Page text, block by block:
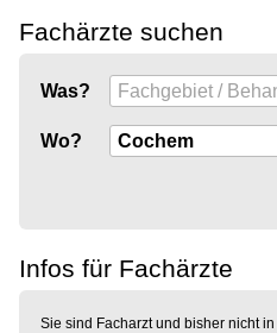
Fachärzte suchen
Was?
Wo?
Infos für Fachärzte
Sie sind Facharzt und bisher nicht